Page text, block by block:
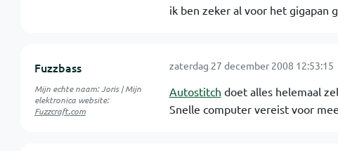
ik ben zeker al voor het gigapan
Fuzzbass
Mijn echte naam: Joris | Mijn
elektronica website:
Fuzzcraft.com
zaterdag 27 december 2008 12:53:15
Autostitch doet alles helemaal
Snelle computer vereist voor